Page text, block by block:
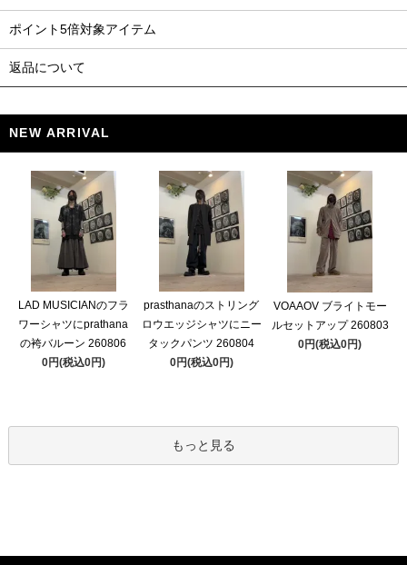
ポイント5倍対象アイテム
返品について
NEW ARRIVAL
LAD MUSICIANのフラ
ワーシャツにprathana
の袴バルーン 260806
0円(税込0円)
prasthanaのストリング
ロウエッジシャツにニー
タックパンツ 260804
0円(税込0円)
VOAAOV ブライトモー
ルセットアップ 260803
0円(税込0円)
もっと見る